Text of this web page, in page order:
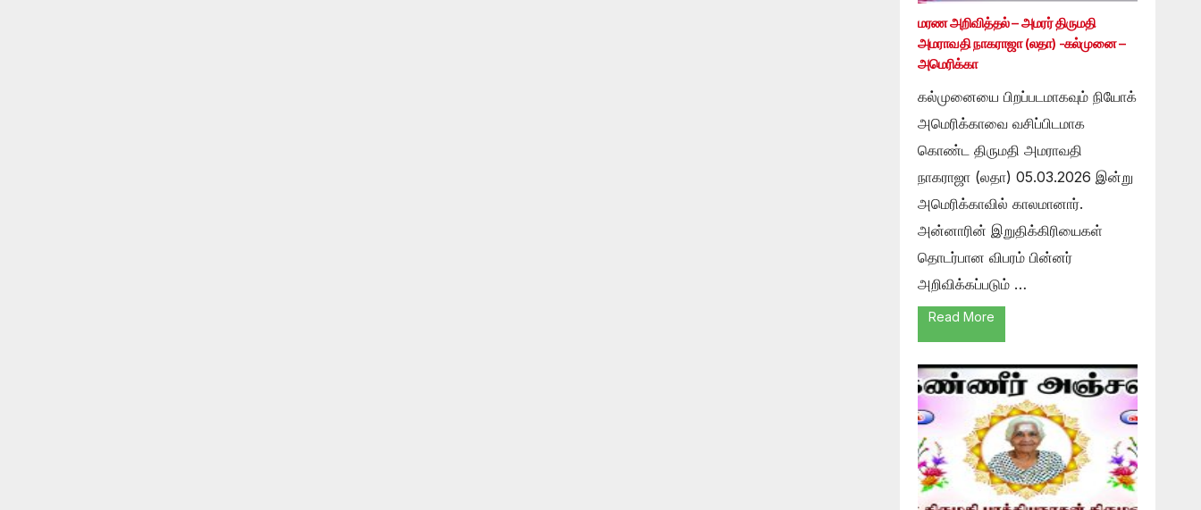
மரண அறிவித்தல் – அமரர் திருமதி
அமராவதி நாகராஜா (லதா) -கல்முனை –
அமெரிக்கா
கல்முனையை பிறப்படமாகவும் நியோக்
அமெரிக்காவை வசிப்பிடமாக
கொண்ட திருமதி அமராவதி
நாகராஜா (லதா) 05.03.2026 இன்று
அமெரிக்காவில் காலமானார்.
அன்னாரின் இறுதிக்கிரியைகள்
தொடர்பான விபரம் பின்னர்
அறிவிக்கப்படும் …
Read More